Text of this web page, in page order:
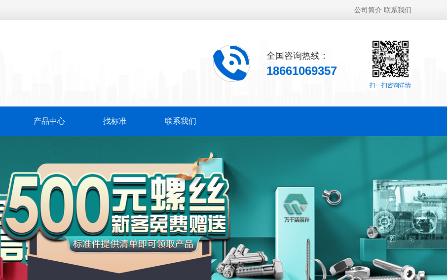
公司简介 联系我们
扫一扫咨询详情
全国咨询热线：
18661069357
产品中心 找标准 联系我们
工
品